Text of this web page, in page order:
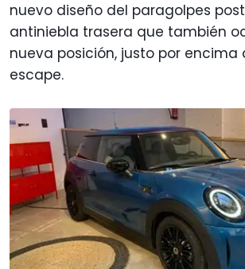
nuevo diseño del paragolpes
antiniebla trasera que también
nueva posición, justo por encima
escape.